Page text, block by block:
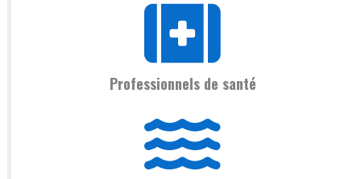
Professionnels de santé